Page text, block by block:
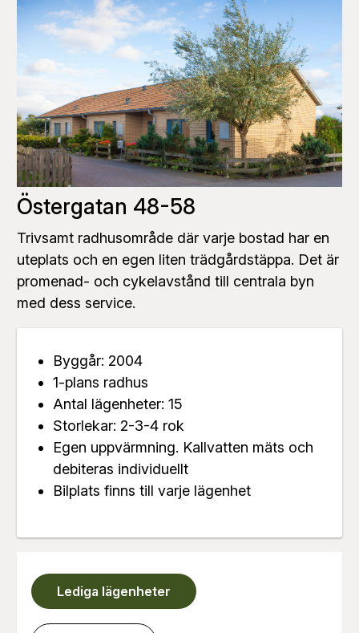
Östergatan 48-58
Trivsamt radhusområde där varje bostad har en
uteplats och en egen liten trädgårdstäppa. Det är
promenad- och cykelavstånd till centrala byn
med dess service.
Byggår: 2004
1-plans radhus
Antal lägenheter: 15
Storlekar: 2-3-4 rok
Egen uppvärmning. Kallvatten mäts och
debiteras individuellt
Bilplats finns till varje lägenhet
Lediga lägenheter